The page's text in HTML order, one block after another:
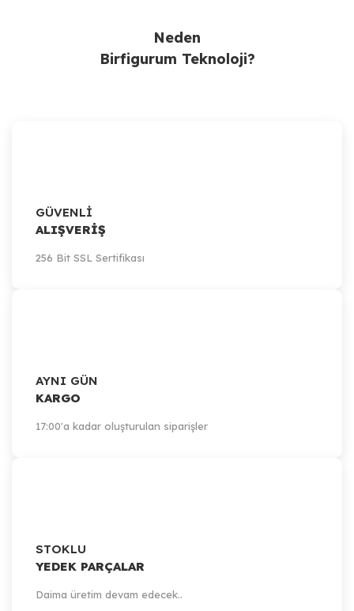
Artillery Sidewinder-X1, X2 / 310x310mm Grid Bed
Neden
Birfigurum Teknoloji?
GÜVENLİ
ALIŞVERİŞ
256 Bit SSL Sertifikası
AYNI GÜN
KARGO
17:00'a kadar oluşturulan siparişler
STOKLU
YEDEK PARÇALAR
Daima üretim devam edecek..